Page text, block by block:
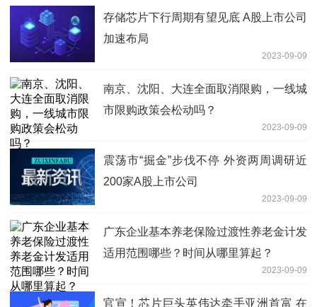
存储芯片下行周期有望见底 A股上市公司
加速布局
2023-09-09
南京、沈阳、大连全面取消限购，一线城
市限购政策会松动吗？
2023-09-09
震荡市“掘金”步伐不停 外资两周调研近
200家A股上市公司
2023-09-09
广东企业基本养老保险过渡性养老金计发
适用范围哪些？时间从哪里算起？
2023-09-09
官宣！芯片巨头英伟达牵手亚洲首富 在